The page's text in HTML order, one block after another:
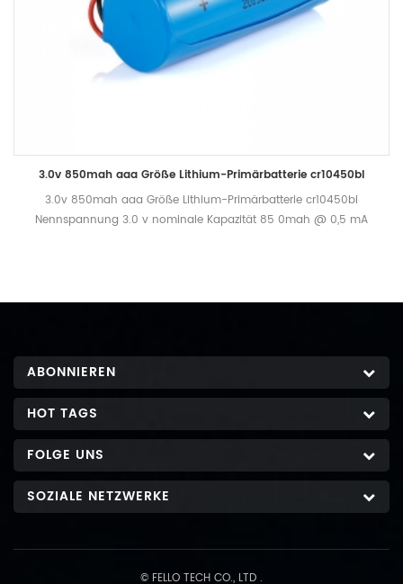
3.0v 850mah aaa Größe Lithium-Primärbatterie cr10450bl
3.0v 850mah aaa Größe Lithium-Primärbatterie cr10450bl
Nennspannung 3.0 v nominale Kapazität 85 0mah @ 0,5 mA
Impulsentladung 1 00ma Betriebstemperaturbereich - 40 ℃ - +85
ABONNIEREN
HOT TAGS
FOLGE UNS
SOZIALE NETZWERKE
© FELLO TECH CO., LTD .